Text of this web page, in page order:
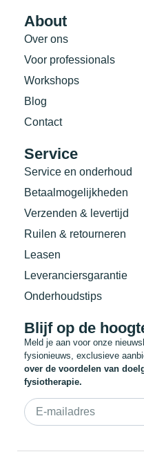
About
Over ons
Voor professionals
Workshops
Blog
Contact
Service
Service en onderhoud
Betaalmogelijkheden
Verzenden & levertijd
Ruilen & retourneren
Leasen
Leveranciersgarantie
Onderhoudstips
Blijf op de
Meld je aan voor onze
fysionieuws, exclusieve
over de voordelen van
fysiotherapie.